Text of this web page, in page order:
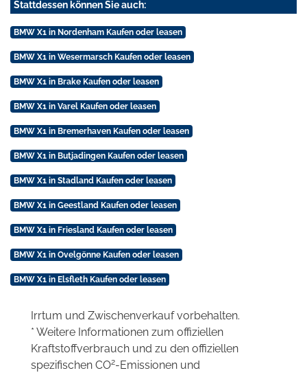
Stattdessen können Sie auch:
BMW X1 in Nordenham Kaufen oder leasen
BMW X1 in Wesermarsch Kaufen oder leasen
BMW X1 in Brake Kaufen oder leasen
BMW X1 in Varel Kaufen oder leasen
BMW X1 in Bremerhaven Kaufen oder leasen
BMW X1 in Butjadingen Kaufen oder leasen
BMW X1 in Stadland Kaufen oder leasen
BMW X1 in Geestland Kaufen oder leasen
BMW X1 in Friesland Kaufen oder leasen
BMW X1 in Ovelgönne Kaufen oder leasen
BMW X1 in Elsfleth Kaufen oder leasen
Irrtum und Zwischenverkauf vorbehalten.
* Weitere Informationen zum offiziellen
Kraftstoffverbrauch und zu den offiziellen
spezifischen CO2-Emissionen und